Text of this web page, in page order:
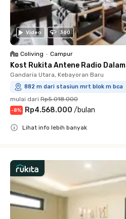
Video 360
Coliving • Campur
Kost Rukita Antene Radio Dalam
Gandaria Utara, Kebayoran Baru
882 m dari stasiun mrt blok m bca
mulai dari Rp5.018.000
-8% Rp4.568.000 /bulan
Lihat info lebih banyak